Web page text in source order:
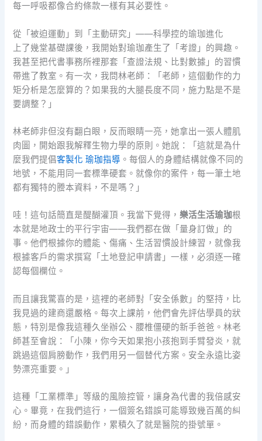
每一呼吸都像合約條款一樣有其必要性。
從「被迫運動」到「主動研究」——科學控的瑜珈進化
上了幾堂基礎課後，我開始對瑜珈產生了「考證」的興趣。
我甚至把代書事務所裡那套「查證法規、比對數據」的習慣
帶進了教室。有一次，我問林老師：「老師，這個動作的力
矩分析是怎麼算的？如果我的大腿長度不同，施力點是不是
要調整？」
林老師非但沒有翻白眼，反而眼睛一亮，她拿出一張人體肌
肉圖，開始跟我解釋生物力學的原則。她說：「這就是為什
麼我們提倡客製化 瑜珈指導 。每個人的身體結構就像不同的
地號，不能用同一套標準硬套。就像你的案件，每一筆土地
都有獨特的謄本資料，不是嗎？」
哇！這句話簡直是醍醐灌頂。我當下覺得，樂活生活瑜珈根
本就是地政士的平行宇宙——我們都在做「量身訂做」的
事。他們根據你的體能、傷痛、生活習慣設計練習，就像我
根據客戶的需求撰寫「土地登記申請書」一樣，必須逐一確
認每個欄位。
而且讓我驚喜的是，這裡的老師對「安全係數」的堅持，比
我見過的建商還嚴格。每次上課前，他們會先評估學員的狀
態，特別是像我這種久坐辦公、腰椎僵硬的新手爸爸。林老
師甚至會說：「小陳，你今天如果抱小孩抱到手臂發炎，就
跳過這個肩膀動作，我們用另一個替代方案。安全永遠比姿
勢漂亮重要。」
這種「工業標準」等級的風險控管，讓身為代書的我倍感安
心。畢竟，在我們這行，一個簽名錯誤可能導致幾百萬的糾
紛，而身體的錯誤動作，累積久了就是醫院的掛號單。